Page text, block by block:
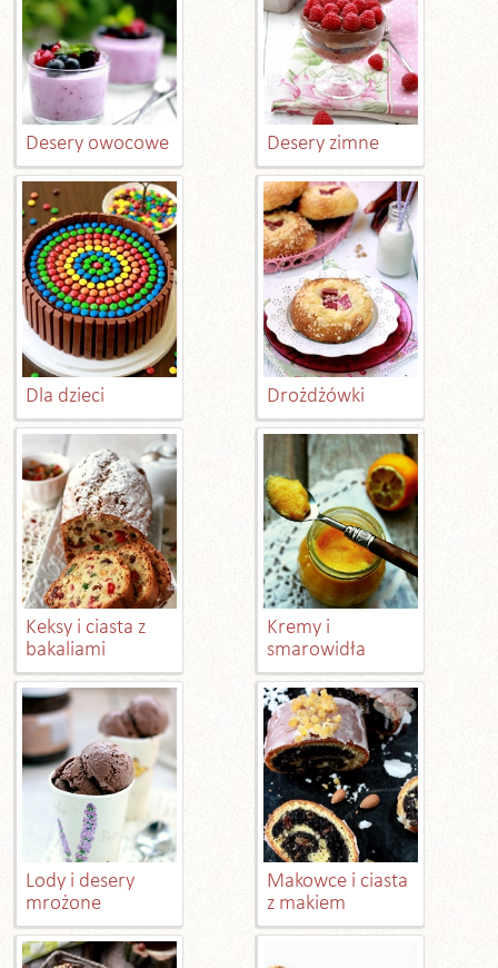
Desery owocowe Desery zimne
Dla dzieci Drożdżówki
Keksy i ciasta z
bakaliami
Kremy i
smarowidła
Lody i desery
mrożone
Makowce i ciasta
z makiem